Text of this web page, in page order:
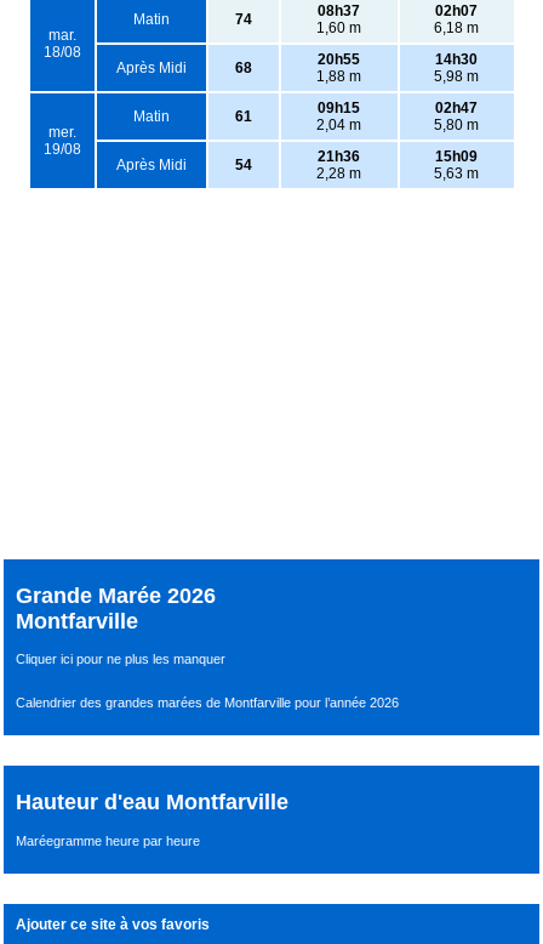
mar.
18/08
Matin 74
08h37
1,60 m
02h07
6,18 m
Après Midi 68
20h55
1,88 m
14h30
5,98 m
mer.
19/08
Matin 61
09h15
2,04 m
02h47
5,80 m
Après Midi 54
21h36
2,28 m
15h09
5,63 m
Grande Marée 2026
Montfarville
Cliquer ici pour ne plus les manquer
Calendrier des grandes marées de Montfarville pour l’année 2026
Hauteur d'eau Montfarville
Maréegramme heure par heure
Ajouter ce site à vos favoris